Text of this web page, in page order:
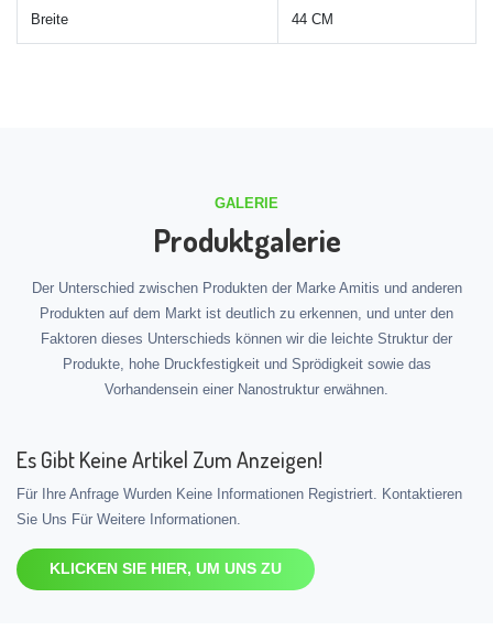
Breite 44 CM
GALERIE
Produktgalerie
Der Unterschied zwischen Produkten der Marke Amitis und anderen
Produkten auf dem Markt ist deutlich zu erkennen, und unter den
Faktoren dieses Unterschieds können wir die leichte Struktur der
Produkte, hohe Druckfestigkeit und Sprödigkeit sowie das
Vorhandensein einer Nanostruktur erwähnen.
Es Gibt Keine Artikel Zum Anzeigen!
Für Ihre Anfrage Wurden Keine Informationen Registriert. Kontaktieren
Sie Uns Für Weitere Informationen.
KLICKEN SIE HIER, UM UNS ZU